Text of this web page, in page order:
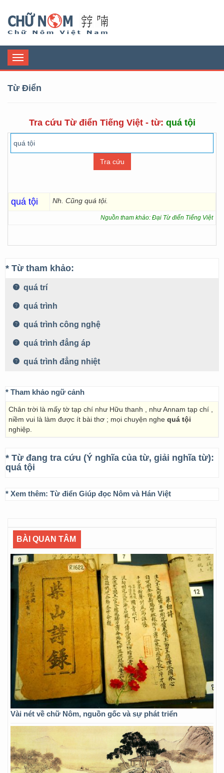
Toggle
navigation
Từ Điển
Tra cứu Từ điển Tiếng Việt - từ: quá tội
quá tội Nh. Cũng quá tội.
Nguồn tham khảo: Đại Từ điển Tiếng Việt
* Từ tham khảo:
quá trí
quá trình
quá trình công nghệ
quá trình đẳng áp
quá trình đẳng nhiệt
* Tham khảo ngữ cảnh
Chân trời là mấy tờ tạp chí như Hữu thanh , như Annam tạp chí ,
niềm vui là làm được ít bài thơ ; mọi chuyện nghe quá tội
nghiệp.
* Từ đang tra cứu (Ý nghĩa của từ, giải nghĩa từ):
quá tội
* Xem thêm: Từ điển Giúp đọc Nôm và Hán Việt
BÀI QUAN TÂM
Vài nét về chữ Nôm, nguồn gốc và sự phát triển